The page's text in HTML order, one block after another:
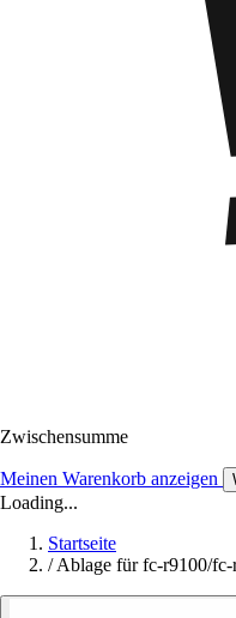
Zwischensumme
Meinen Warenkorb anzeigen
Loading...
Startseite
/ Ablage für fc-r9100/